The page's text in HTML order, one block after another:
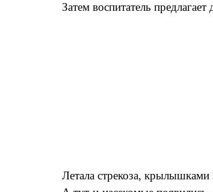
Затем воспитатель
Летала стрекоза, крылышками